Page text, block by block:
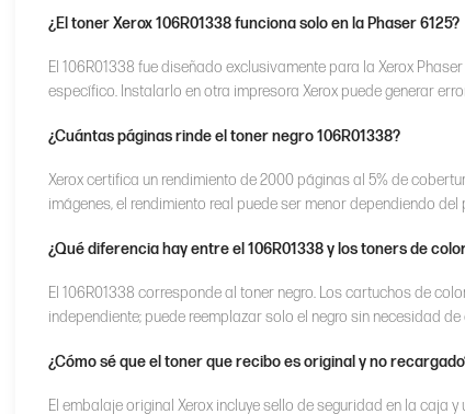
¿El toner Xerox 106R01338 funciona solo en la Phaser 6125?
El 106R01338 fue diseñado exclusivamente para la Xerox
específico. Instalarlo en otra impresora Xerox puede generar
¿Cuántas páginas rinde el toner negro 106R01338?
Xerox certifica un rendimiento de 2000 páginas al 5% de
imágenes, el rendimiento real puede ser menor dependiendo
¿Qué diferencia hay entre el 106R01338 y los toners de
El 106R01338 corresponde al toner negro. Los cartuchos de
independiente; puede reemplazar solo el negro sin necesidad
¿Cómo sé que el toner que recibo es original y no
El embalaje original Xerox incluye sello de seguridad en la caja